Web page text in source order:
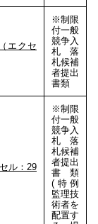
エクセ
※制限
付一般
競争入
札 落
札候補
者提出
書類
ル：29
※制限
付一般
競争入
札 落
札候補
者提出
書類
(特例
監理技
術者を
配置す